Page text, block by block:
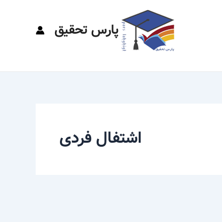
پارس تحقیق
اشتفال فردی